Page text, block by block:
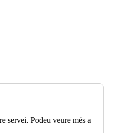
servei. Podeu veure més a